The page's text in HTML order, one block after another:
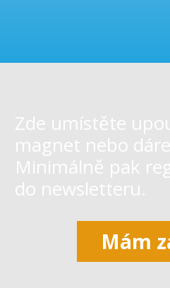
Zde umístěte
magnet nebo
Minimálně pak
do newsletteru.
Mám